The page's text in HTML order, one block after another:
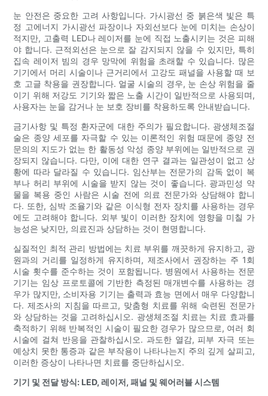
눈 안전은 중요한 고려 사항입니다. 가시광선 중 붉은색 빛은 특
정 고에너지 가시광선 파장이나 자외선보다 눈에 미치는 손상이
적지만, 고출력 LED나 레이저를 눈에 직접 노출시키는 것은 피해
야 합니다. 근적외선은 눈으로 잘 감지되지 않을 수 있지만, 특히
집속 레이저 빔의 경우 망막에 위험을 초래할 수 있습니다. 많은
기기에서 머리 시술이나 근거리에서 고강도 패널을 사용할 때 보
호 고글 착용을 권장합니다. 얼굴 시술의 경우, 눈 손상 위험을 줄
이기 위해 저강도 ​​기기와 짧은 노출 시간이 일반적으로 사용되며,
사용자는 눈을 감거나 눈 보호 장비를 착용하도록 안내받습니다.
금기사항 및 특정 환자군에 대한 주의가 필요합니다. 광생체조절
술은 종양 세포를 자극할 수 있는 이론적인 위험 때문에 종양 전
문의의 지도가 없는 한 활동성 악성 종양 부위에는 일반적으로 권
장되지 않습니다. 다만, 이에 대한 연구 결과는 일관성이 없고 상
황에 따라 달라질 수 있습니다. 임산부는 전문가의 감독 없이 복
부나 허리 부위에 시술을 받지 않는 것이 좋습니다. 광과민성 약
물을 복용 중인 사람은 시술 전에 의료 전문가와 상담해야 합니
다. 또한, 심박 조율기와 같은 이식형 전자 장치를 사용하는 경우
에도 고려해야 합니다. 외부 빛이 이러한 장치에 영향을 미칠 가
능성은 낮지만, 의료진과 상담하는 것이 현명합니다.
실질적인 최적 관리 방법에는 치료 부위를 깨끗하게 유지하고, 광
원과의 거리를 일정하게 유지하며, 제조사에서 권장하는 주 1회
시술 횟수를 준수하는 것이 포함됩니다. 병원에서 사용하는 전문
기기는 임상 프로토콜에 기반한 측정된 매개변수를 사용하는 경
우가 많지만, 소비자용 기기는 출력과 효능 면에서 매우 다양합니
다. 제조사의 지침을 따르고, 맞춤형 치료를 위해 숙련된 전문가
와 상담하는 것을 고려하십시오. 광생체조절 치료는 치료 효과를
축적하기 위해 반복적인 시술이 필요한 경우가 많으므로, 여러 회
시술에 걸쳐 반응을 관찰하십시오. 과도한 열감, 피부 자극 또는
예상치 못한 통증과 같은 부작용이 나타나는지 주의 깊게 살피고,
이러한 증상이 나타나면 치료를 중단하십시오.
기기 및 전달 방식: LED, 레이저, 패널 및 웨어러블 시스템